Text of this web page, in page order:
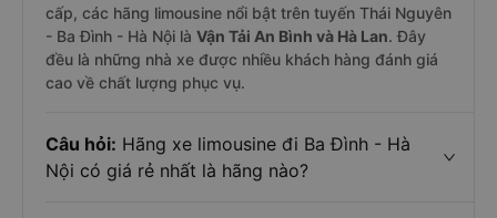
cấp, các hãng limousine nổi bật trên tuyến Thái Nguyên
- Ba Đình - Hà Nội là Vận Tải An Bình và Hà Lan. Đây
đều là những nhà xe được nhiều khách hàng đánh giá
cao về chất lượng phục vụ.
Câu hỏi: Hãng xe limousine đi Ba Đình - Hà
Nội có giá rẻ nhất là hãng nào?